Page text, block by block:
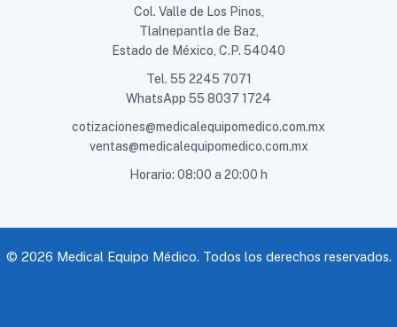
Col. Valle de Los Pinos,
Tlalnepantla de Baz,
Estado de México, C.P. 54040
Tel. 55 2245 7071
WhatsApp 55 8037 1724
cotizaciones@medicalequipomedico.com.mx
ventas@medicalequipomedico.com.mx
Horario: 08:00 a 20:00 h
© 2026 Medical Equipo Médico. Todos los derechos reservados.